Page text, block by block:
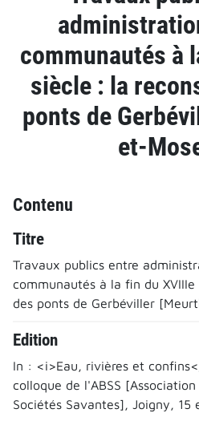
communautés à
siècle : la
ponts de
et-
Contenu
Titre
Travaux publics entre
communautés à la fin du
des ponts de Gerbéviller
Edition
In : <i>Eau, rivières et
colloque de l'ABSS
Sociétés Savantes], Joigny, 15